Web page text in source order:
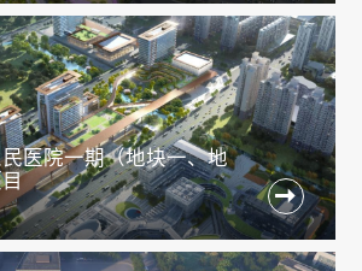
医院一期（地块一、地
